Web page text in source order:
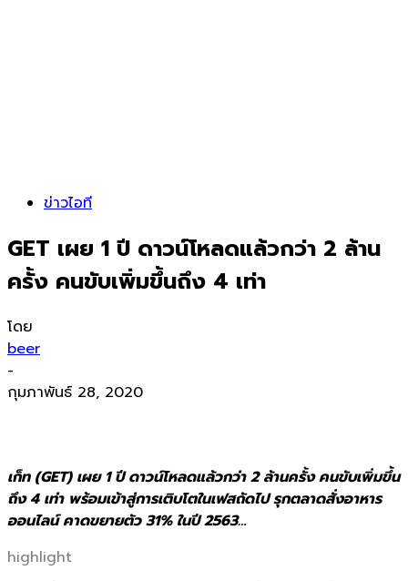
ข่าวไอที
GET เผย 1 ปี ดาวน์โหลดแล้วกว่า 2 ล้าน
ครั้ง คนขับเพิ่มขึ้นถึง 4 เท่า
โดย
beer
-
กุมภาพันธ์ 28, 2020
เก็ท (GET) เผย 1 ปี ดาวน์โหลดแล้วกว่า 2 ล้านครั้ง คนขับเพิ่มขึ้น
ถึง 4 เท่า พร้อมเข้าสู่การเติบโตในเฟสถัดไป รุกตลาดสั่งอาหาร
ออนไลน์ คาดขยายตัว 31% ในปี 2563…
highlight